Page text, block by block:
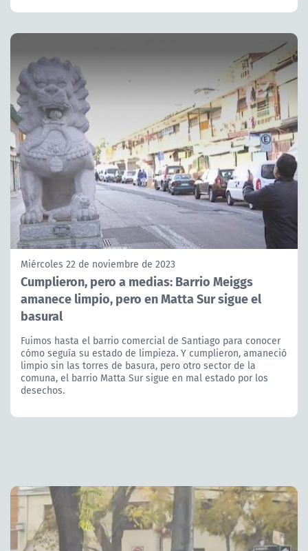
Miércoles 22 de noviembre de 2023
Cumplieron, pero a medias: Barrio Meiggs
amanece limpio, pero en Matta Sur sigue el
basural
Fuimos hasta el barrio comercial de Santiago para conocer
cómo seguía su estado de limpieza. Y cumplieron, amaneció
limpio sin las torres de basura, pero otro sector de la
comuna, el barrio Matta Sur sigue en mal estado por los
desechos.